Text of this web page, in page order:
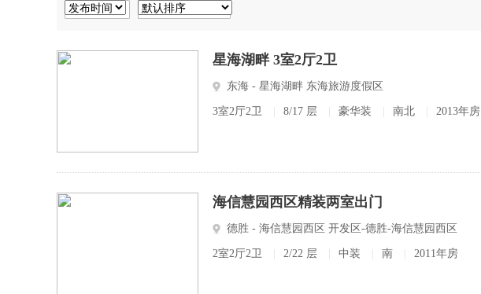
星海湖畔 3室2厅2卫
东海 - 星海湖畔 东海旅游度假区
3室2厅2卫 8/17 层 豪华装 南北 2013年房
海信慧园西区精装两室出门
德胜 - 海信慧园西区 开发区-德胜-海信慧园西区
2室2厅2卫 2/22 层 中装 南 2011年房